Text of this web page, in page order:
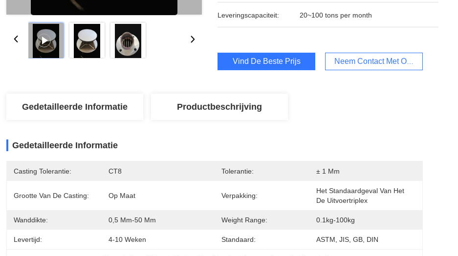
Leveringscapaciteit: 20~100 tons per month
Vind De Beste Prijs Neem Contact Met Ons Op
Gedetailleerde Informatie Productbeschrijving
Gedetailleerde Informatie
Casting Tolerantie: CT8 Tolerantie: ± 1 Mm
Grootte Van De Casting: Op Maat Verpakking:
Het Standaardgeval Van Het
De Uitvoertriplex
Wanddikte: 0,5 Mm-50 Mm Weight Range: 0.1kg-100kg
Levertijd: 4-10 Weken Standaard: ASTM, JIS, GB, DIN